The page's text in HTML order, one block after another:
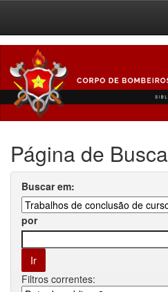
navigation
Página de Busca
Buscar em:
por
Filtros correntes: